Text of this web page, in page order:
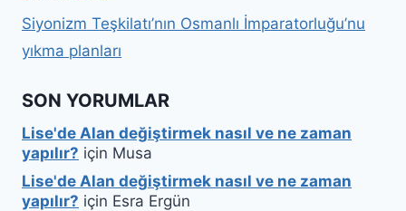
Siyonizm Teşkilatı’nın Osmanlı İmparatorluğu’nu
yıkma planları
SON YORUMLAR
Lise'de Alan değiştirmek nasıl ve ne zaman
yapılır? için Musa
Lise'de Alan değiştirmek nasıl ve ne zaman
yapılır? için Esra Ergün